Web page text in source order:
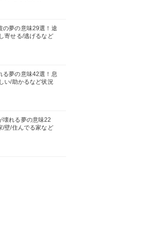
の夢の意味29選！途
寄せる/逃げるなど
る夢の意味42選！息
い/助かるなど状況
壊れる夢の意味22
/壁/住んでる家など